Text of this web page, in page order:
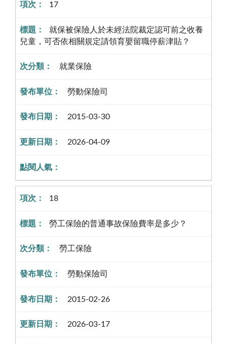
17
就保被保險人於未經法院裁定認可前之收養
兒童，可否依相關規定請領育嬰留職停薪津貼？
就業保險
勞動保險司
2015-03-30
2026-04-09
18
勞工保險的普通事故保險費率是多少？
勞工保險
勞動保險司
2015-02-26
2026-03-17